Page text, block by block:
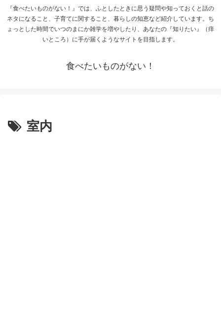
『食べたいものがない！』では、ふとしたときに思う疑問や知っておくと話の
ネタになること、子育てに関すること、暮らしの知恵など紹介しています。ち
ょっとした時間でいつのまにか雑学を増やしたり、あなたの『知りたい』（痒
いところ）に手が届くようなサイトを目指します。
食べたいものがない！
室内